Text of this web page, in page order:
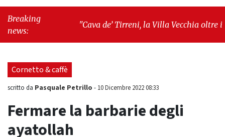
Breaking
news:
"Cava de’ Tirreni, la Villa Vecchia oltre i
seduta consiliare: “Serve chiarezza!”"
Cornetto & caffè
scritto da Pasquale Petrillo - 10 Dicembre 2022 08:33
Fermare la barbarie degli
ayatollah